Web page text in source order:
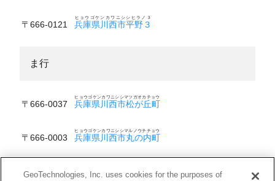
〒666-0121 兵庫県川西市平野３
ヒョウゴケンカワニシシヒラノ３
ま行
〒666-0037 兵庫県川西市松が丘町
ヒョウゴケンカワニシシマツガオカチョウ
〒666-0003 兵庫県川西市丸の内町
ヒョウゴケンカワニシシマルノウチチョウ
〒666-0152 兵庫県川西市丸山台１
GeoTechnologies, Inc. uses cookies for the purposes of